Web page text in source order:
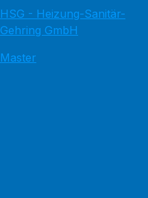
HSG - Heizung-Sanitär-
Gehring GmbH
Master